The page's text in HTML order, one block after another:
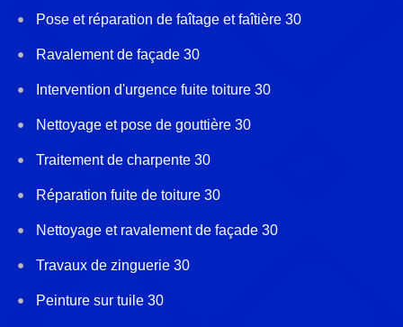
Pose et réparation de faîtage et faîtière 30
Ravalement de façade 30
Intervention d'urgence fuite toiture 30
Nettoyage et pose de gouttière 30
Traitement de charpente 30
Réparation fuite de toiture 30
Nettoyage et ravalement de façade 30
Travaux de zinguerie 30
Peinture sur tuile 30